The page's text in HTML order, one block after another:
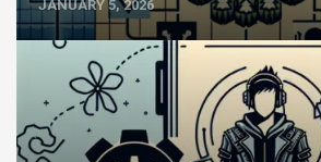
JANUARY 5, 2026